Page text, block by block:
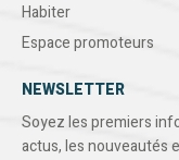
Habiter
Espace promoteurs
NEWSLETTER
Soyez les premiers
actus, les nouveautés